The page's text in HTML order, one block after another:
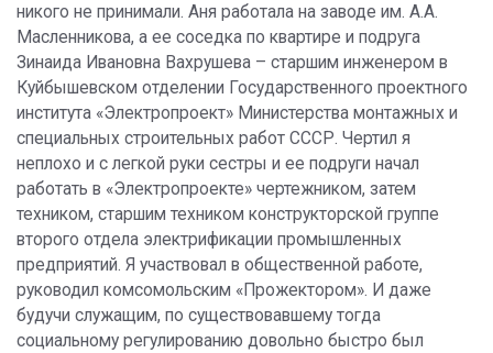
никого не принимали. Аня работала на заводе им. А.А.
Масленникова, а ее соседка по квартире и подруга
Зинаида Ивановна Вахрушева – старшим инженером в
Куйбышевском отделении Государственного проектного
института «Электропроект» Министерства монтажных и
специальных строительных работ СССР. Чертил я
неплохо и с легкой руки сестры и ее подруги начал
работать в «Электропроекте» чертежником, затем
техником, старшим техником конструкторской группе
второго отдела электрификации промышленных
предприятий. Я участвовал в общественной работе,
руководил комсомольским «Прожектором». И даже
будучи служащим, по существовавшему тогда
социальному регулированию довольно быстро был